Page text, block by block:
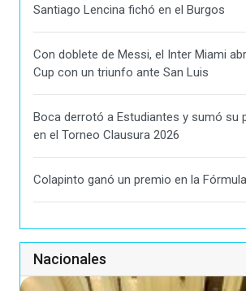
Santiago Lencina fichó en el Burgos
Con doblete de Messi, el Inter Miami
Cup con un triunfo ante San Luis
Boca derrotó a Estudiantes y sumó su
en el Torneo Clausura 2026
Colapinto ganó un premio en la
Nacionales